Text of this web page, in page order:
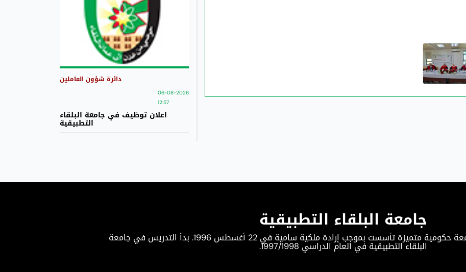
دائرة شؤون العاملين
06-08-2026
12:57
اعلان توظيف في جامعة البلقاء
التطبيقية
جامعة البلقاء التطبيقية
جامعة البلقاء التطبيقية هي جامعة حكومية متميزة تأسست بموجب إرادة ملكية سامية في 22 أغسطس 1996. بدأ التدريس في جامعة
البلقاء التطبيقية في العام الدراسي 1997/1998.